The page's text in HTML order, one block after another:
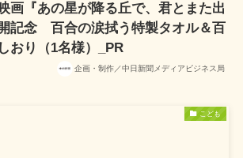
画『あの星が降る丘で、君とまた出
記念 百合の涙拭う特製タオル＆百
おり（1名様）_PR
企画・制作／中日新聞メディアビジネス局
こども